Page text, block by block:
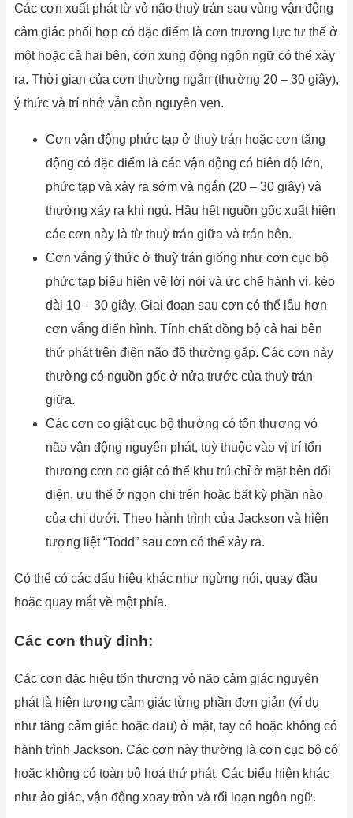
Các cơn xuất phát từ vỏ não thuỳ trán sau vùng vận động
cảm giác phối hợp có đặc điểm là cơn trương lực tư thế ở
một hoặc cả hai bên, cơn xung động ngôn ngữ có thể xảy
ra. Thời gian của cơn thường ngắn (thường 20 – 30 giây),
ý thức và trí nhớ vẫn còn nguyên vẹn.
Cơn vận động phức tạp ở thuỳ trán hoặc cơn tăng
động có đặc điểm là các vận động có biên độ lớn,
phức tạp và xảy ra sớm và ngắn (20 – 30 giây) và
thường xảy ra khi ngủ. Hầu hết nguồn gốc xuất hiện
các cơn này là từ thuỳ trán giữa và trán bên.
Cơn vắng ý thức ở thuỳ trán giống như cơn cục bộ
phức tạp biểu hiện về lời nói và ức chế hành vi, kèo
dài 10 – 30 giây. Giai đoạn sau cơn có thể lâu hơn
cơn vắng điển hình. Tính chất đồng bộ cả hai bên
thứ phát trên điện não đồ thường gặp. Các cơn này
thường có nguồn gốc ở nửa trước của thuỳ trán
giữa.
Các cơn co giật cục bộ thường có tổn thương vỏ
não vận động nguyên phát, tuỳ thuộc vào vị trí tổn
thương cơn co giật có thể khu trú chỉ ở mặt bên đối
diện, ưu thế ở ngọn chi trên hoặc bất kỳ phần nào
của chi dưới. Theo hành trình của Jackson và hiện
tượng liệt “Todd” sau cơn có thể xảy ra.
Có thể có các dấu hiệu khác như ngừng nói, quay đầu
hoặc quay mắt về một phía.
Các cơn thuỳ đỉnh:
Các cơn đặc hiệu tổn thương vỏ não cảm giác nguyên
phát là hiện tượng cảm giác từng phần đơn giản (ví dụ
như tăng cảm giác hoặc đau) ở mặt, tay có hoặc không có
hành trình Jackson. Các cơn này thường là cơn cục bộ có
hoặc không có toàn bộ hoá thứ phát. Các biểu hiện khác
như ảo giác, vận động xoay tròn và rối loạn ngôn ngữ.